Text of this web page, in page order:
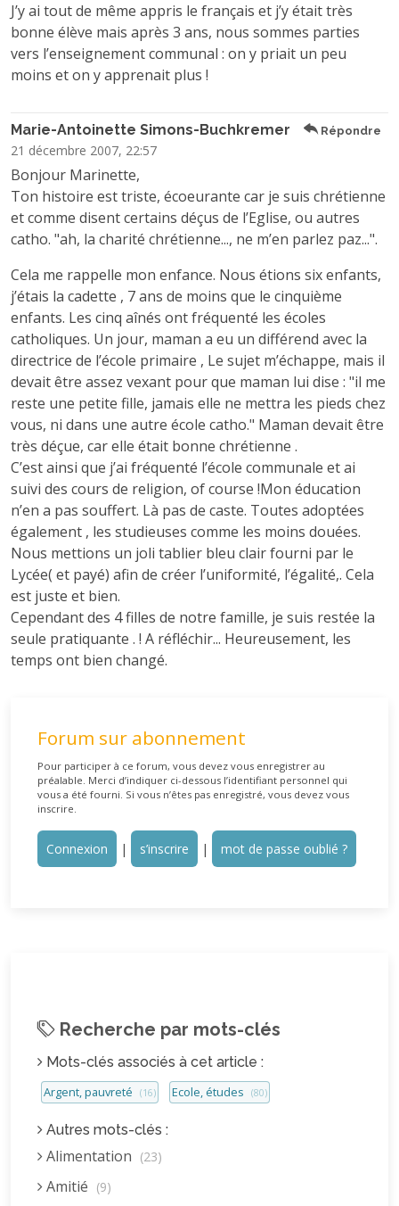
J’y ai tout de même appris le français et j’y était très
bonne élève mais après 3 ans, nous sommes parties
vers l’enseignement communal : on y priait un peu
moins et on y apprenait plus !
Marie-Antoinette Simons-Buchkremer Répondre
21 décembre 2007, 22:57
Bonjour Marinette,
Ton histoire est triste, écoeurante car je suis chrétienne
et comme disent certains déçus de l’Eglise, ou autres
catho. "ah, la charité chrétienne..., ne m’en parlez paz...".
Cela me rappelle mon enfance. Nous étions six enfants,
j’étais la cadette , 7 ans de moins que le cinquième
enfants. Les cinq aînés ont fréquenté les écoles
catholiques. Un jour, maman a eu un différend avec la
directrice de l’école primaire , Le sujet m’échappe, mais il
devait être assez vexant pour que maman lui dise : "il me
reste une petite fille, jamais elle ne mettra les pieds chez
vous, ni dans une autre école catho." Maman devait être
très déçue, car elle était bonne chrétienne .
C’est ainsi que j’ai fréquenté l’école communale et ai
suivi des cours de religion, of course !Mon éducation
n’en a pas souffert. Là pas de caste. Toutes adoptées
également , les studieuses comme les moins douées.
Nous mettions un joli tablier bleu clair fourni par le
Lycée( et payé) afin de créer l’uniformité, l’égalité,. Cela
est juste et bien.
Cependant des 4 filles de notre famille, je suis restée la
seule pratiquante . ! A réfléchir... Heureusement, les
temps ont bien changé.
Forum sur abonnement
Pour participer à ce forum, vous devez vous enregistrer au
préalable. Merci d’indiquer ci-dessous l’identifiant personnel qui
vous a été fourni. Si vous n’êtes pas enregistré, vous devez vous
inscrire.
Connexion | s’inscrire | mot de passe oublié ?
Recherche par mots-clés
Mots-clés associés à cet article :
Argent, pauvreté (16) Ecole, études (80)
Autres mots-clés :
Alimentation (23)
Amitié (9)